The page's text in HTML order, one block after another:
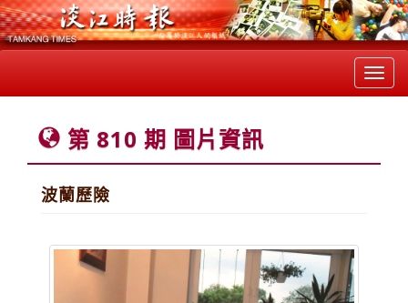
第 810 期 圖片資訊
波蘭歷險